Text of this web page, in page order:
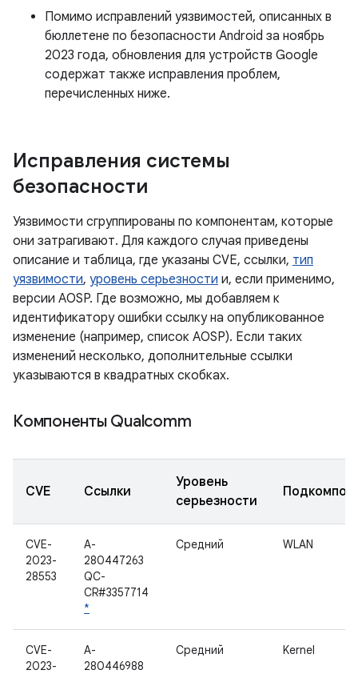
Помимо исправлений уязвимостей, описанных в
бюллетене по безопасности Android за ноябрь
2023 года, обновления для устройств Google
содержат также исправления проблем,
перечисленных ниже.
Исправления системы
безопасности
Уязвимости сгруппированы по компонентам, которые
они затрагивают. Для каждого случая приведены
описание и таблица, где указаны CVE, ссылки, тип
уязвимости, уровень серьезности и, если применимо,
версии AOSP. Где возможно, мы добавляем к
идентификатору ошибки ссылку на опубликованное
изменение (например, список AOSP). Если таких
изменений несколько, дополнительные ссылки
указываются в квадратных скобках.
Компоненты Qualcomm
CVE Ссылки
Уровень
серьезности
CVE-
2023-
28553
A-
280447263
QC-
CR#3357714
*
Средний WLAN
CVE-
2023-
A-
280446988
Средний Kernel